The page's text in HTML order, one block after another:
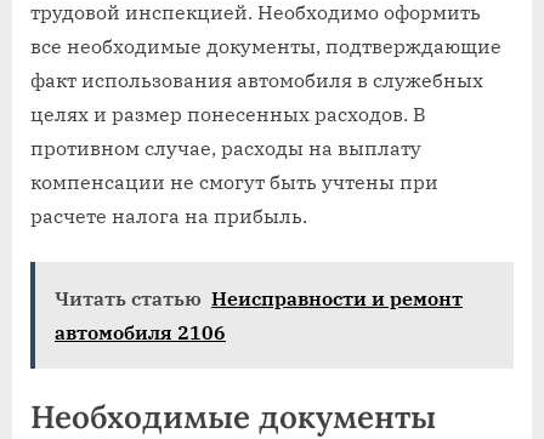
трудовой инспекцией. Необходимо оформить
все необходимые документы, подтверждающие
факт использования автомобиля в служебных
целях и размер понесенных расходов. В
противном случае, расходы на выплату
компенсации не смогут быть учтены при
расчете налога на прибыль.
Читать статью Неисправности и ремонт
автомобиля 2106
Необходимые документы